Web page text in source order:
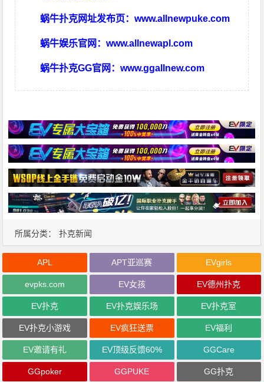
蜗牛扑克网址发布页：www.allnewpuke.com
蜗牛娱乐官网：www.allnewapl.com
蜗牛扑克GG官网：www.ggallnew.com
所属分类： 扑克新闻
APL APT亚巡赛 EVgirls
evpks.com EV女孩 EV德州扑克
EV扑克 EV扑克娱乐场 EV扑克室
EV扑克小游戏 EV疯狂送票 EV福利
EV邀请有礼 EV顶级反馈60% GGCare
GGpoker GGPUKE GG扑克